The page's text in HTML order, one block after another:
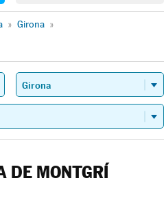
» Girona »
DE MONTGRÍ